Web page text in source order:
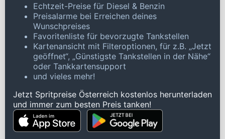
Echtzeit-Preise für Diesel & Benzin
Preisalarme bei Erreichen deines
Wunschpreises
Favoritenliste für bevorzugte Tankstellen
Kartenansicht mit Filteroptionen, für z.B. „Jetzt
geöffnet“, „Günstigste Tankstellen in der Nähe“
oder Tankkartensupport
und vieles mehr!
Jetzt Spritpreise Österreich kostenlos herunterladen
und immer zum besten Preis tanken!